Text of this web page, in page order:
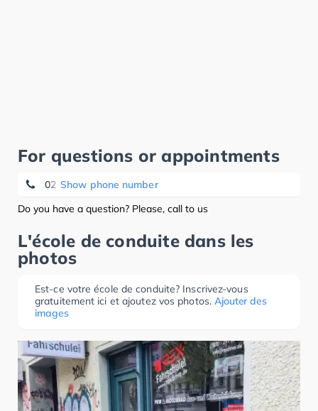
For questions or appointments
Show phone number
02 537 35 65
Do you have a question? Please, call to us
L'école de conduite dans les
photos
Est-ce votre école de conduite? Inscrivez-vous
gratuitement ici et ajoutez vos photos. Ajouter des
images